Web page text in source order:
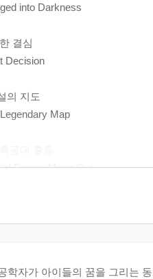
into Darkness
결심
Decision
의 지도
Map
Forces Move Out
역 숲
Kelp Forest
Army
학자가 아이들의 꿈을 그리는